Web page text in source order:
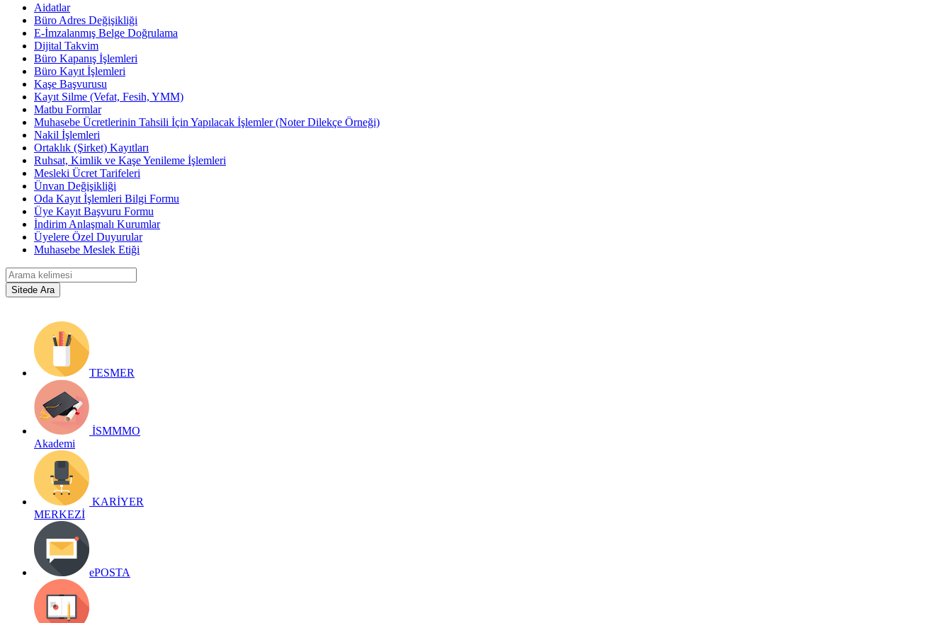
Aidatlar
Büro Adres Değişikliği
E-İmzalanmış Belge Doğrulama
Dijital Takvim
Büro Kapanış İşlemleri
Büro Kayıt İşlemleri
Kaşe Başvurusu
Kayıt Silme (Vefat, Fesih, YMM)
Matbu Formlar
Muhasebe Ücretlerinin Tahsili İçin Yapılacak İşlemler (Noter Dilekçe Örneği)
Nakil İşlemleri
Ortaklık (Şirket) Kayıtları
Ruhsat, Kimlik ve Kaşe Yenileme İşlemleri
Mesleki Ücret Tarifeleri
Ünvan Değişikliği
Oda Kayıt İşlemleri Bilgi Formu
Üye Kayıt Başvuru Formu
İndirim Anlaşmalı Kurumlar
Üyelere Özel Duyurular
Muhasebe Meslek Etiği
TESMER
İSMMMO
Akademi
KARİYER
MERKEZİ
ePOSTA